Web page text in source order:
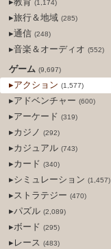
(1,174)
▸旅行＆地域 (285)
▸通信 (248)
▸音楽＆オーディオ (552)
ゲーム (9,697)
▸アクション (1,577)
▸アドベンチャー (600)
▸アーケード (319)
▸カジノ (292)
▸カジュアル (743)
▸カード (340)
▸シミュレーション (1,457)
▸ストラテジー (470)
▸パズル (2,089)
▸ボード (295)
▸レース (483)